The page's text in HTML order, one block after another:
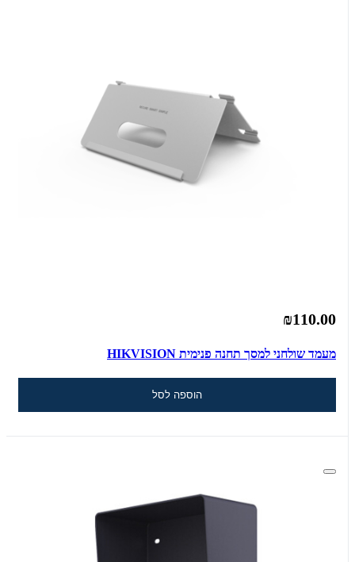
₪110.00
מעמד שולחני למסך תחנה פנימית HIKVISION
הוספה לסל